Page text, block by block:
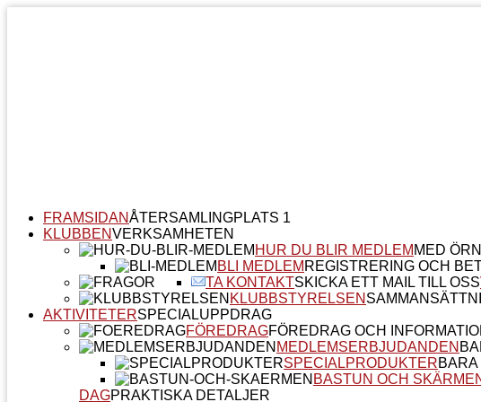
FRAMSIDANÅTERSAMLINGPLATS 1
KLUBBENVERKSAMHETEN
HUR DU BLIR MEDLEM MED
BLI MEDLEM REGISTRERING OCH
TA KONTAKTSKICKA ETT MAIL TILL OSS
KLUBBSTYRELSEN
AKTIVITETERSPECIALUPPDRAG
FÖREDRAGFÖREDRAG OCH
MEDLEMSERBJUDANDEN
SPECIALPRODUKTER
BASTUN OCH
DAGPRAKTISKA DETALJER